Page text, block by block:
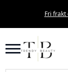
Fri frakt